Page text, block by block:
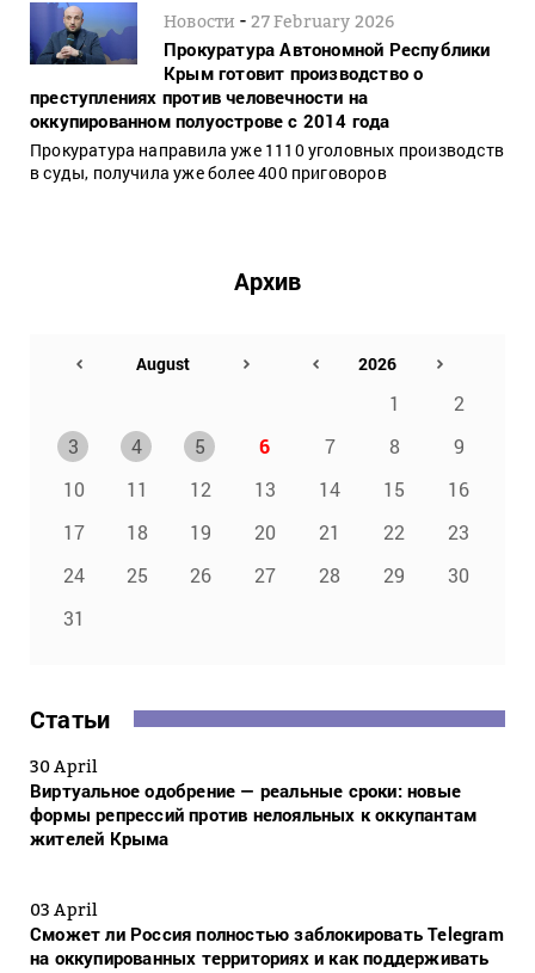
Новости -27 February 2026
Прокуратура Автономной Республики
Крым готовит производство о
преступлениях против человечности на
оккупированном полуострове с 2014 года
Прокуратура направила уже 1110 уголовных производств
в суды, получила уже более 400 приговоров
Архив
1
2
3
4 5 6 7 8
9
10
11 12 13 14 15
16
17
18 19 20 21 22
23
24
25 26 27 28 29
30
31
Статьи
30 April
Виртуальное одобрение — реальные сроки: новые
формы репрессий против нелояльных к оккупантам
жителей Крыма
03 April
Сможет ли Россия полностью заблокировать Telegram
на оккупированных территориях и как поддерживать